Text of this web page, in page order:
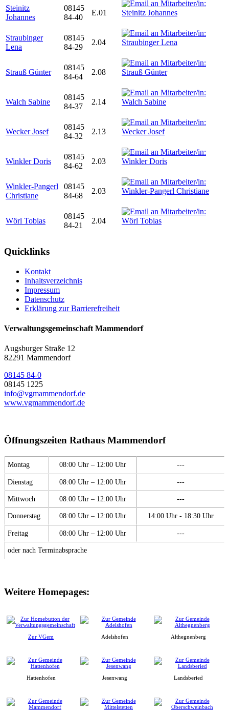
Steinitz
Johannes
08145
84-40
E.01
Straubinger
Lena
08145
84-29
2.04
Strauß Günter
08145
84-64
2.08
Walch Sabine
08145
84-37
2.14
Wecker Josef
08145
84-32
2.13
Winkler Doris
08145
84-62
2.03
Winkler-Pangerl
Christiane
08145
84-68
2.03
Wörl Tobias
08145
84-21
2.04
Quicklinks
Kontakt
Inhaltsverzeichnis
Impressum
Datenschutz
Erklärung zur Barrierefreiheit
Verwaltungsgemeinschaft Mammendorf
Augsburger Straße 12
82291 Mammendorf
08145 84-0
08145 1225
info@vgmammendorf.de
www.vgmammendorf.de
Öffnungszeiten Rathaus Mammendorf
Montag 08:00 Uhr – 12:00 Uhr ---
Dienstag 08:00 Uhr – 12:00 Uhr ---
Mittwoch 08:00 Uhr – 12:00 Uhr ---
Donnerstag 08:00 Uhr – 12:00 Uhr 14:00 Uhr - 18:30 Uhr
Freitag 08:00 Uhr – 12:00 Uhr ---
oder nach Terminabsprache
Weitere Homepages:
Zur VGem Adelshofen Althegnenberg
Hattenhofen Jesenwang Landsberied